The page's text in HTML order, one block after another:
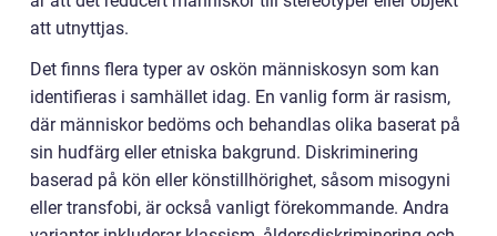
att utnyttjas.
Det finns flera typer av oskön människosyn som kan
identifieras i samhället idag. En vanlig form är rasism,
där människor bedöms och behandlas olika baserat på
sin hudfärg eller etniska bakgrund. Diskriminering
baserad på kön eller könstillhörighet, såsom misogyni
eller transfobi, är också vanligt förekommande. Andra